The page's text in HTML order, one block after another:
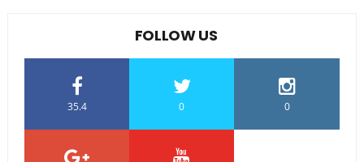
FOLLOW US
35.4 0 0